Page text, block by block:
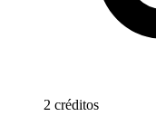
2 créditos